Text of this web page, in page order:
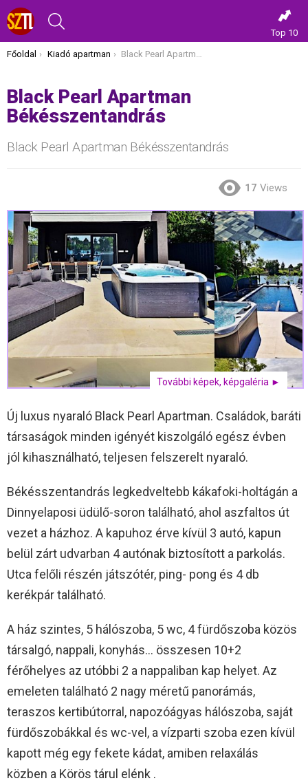
Top 10
Itt vagy most:
Főoldal Kiadó apartman Black Pearl Apartman Békésszentandrás
Black Pearl Apartman
Békésszentandrás
Black Pearl Apartman Békésszentandrás
17 Views
További képek, képgaléria ►
Új luxus nyaraló Black Pearl Apartman. Családok, baráti
társaságok minden igényét kiszolgáló egész évben
jól kihasználható, teljesen felszerelt nyaraló.
Békésszentandrás legkedveltebb kákafoki-holtágán a
Dinnyelaposi üdülő-soron található, ahol aszfaltos út
vezet a házhoz. A kapuhoz érve kívül 3 autó, kapun
belül zárt udvarban 4 autónak biztosított a parkolás.
Utca felőli részén játszótér, ping- pong és 4 db
kerékpár található.
A ház szintes, 5 hálószoba, 5 wc, 4 fürdőszoba közös
társalgó, nappali, konyhás… összesen 10+2
férőhelyes az utóbbi 2 a nappaliban kap helyet. Az
emeleten található 2 nagy méretű panorámás,
teraszos kertibútorral, napozóágyas hálószoba, saját
fürdőszobákkal és wc-vel, a vízparti szoba ezen kívül
kapott még egy fekete kádat, amiben relaxálás
közben a Körös tárul elénk .